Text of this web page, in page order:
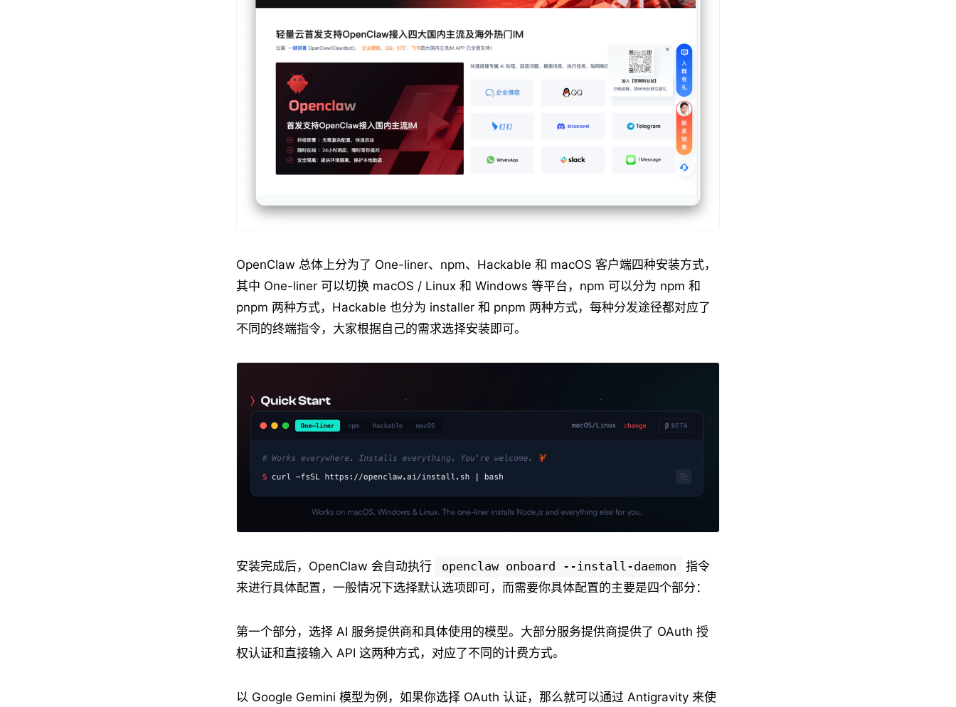
OpenClaw 总体上分为了 One-liner、npm、Hackable 和 macOS 客户端四种安装方式，
其中 One-liner 可以切换 macOS / Linux 和 Windows 等平台，npm 可以分为 npm 和
pnpm 两种方式，Hackable 也分为 installer 和 pnpm 两种方式，每种分发途径都对应了
不同的终端指令，大家根据自己的需求选择安装即可。
安装完成后，OpenClaw 会自动执行 openclaw onboard --install-daemon
指令
来进行具体配置，一般情况下选择默认选项即可，而需要你具体配置的主要是四个部分：
第一个部分，选择 AI 服务提供商和具体使用的模型。大部分服务提供商提供了 OAuth 授
权认证和直接输入 API 这两种方式，对应了不同的计费方式。
以 Google Gemini 模型为例，如果你选择 OAuth 认证，那么就可以通过 Antigravity 来使